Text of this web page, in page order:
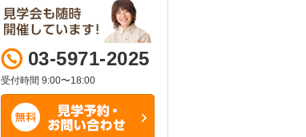
03-5971-2025
受付時間 9:00〜18:00